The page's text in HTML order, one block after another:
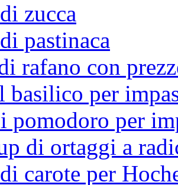
zucca
pastinaca
rafano con
basilico per
pomodoro per
di ortaggi a
carote per